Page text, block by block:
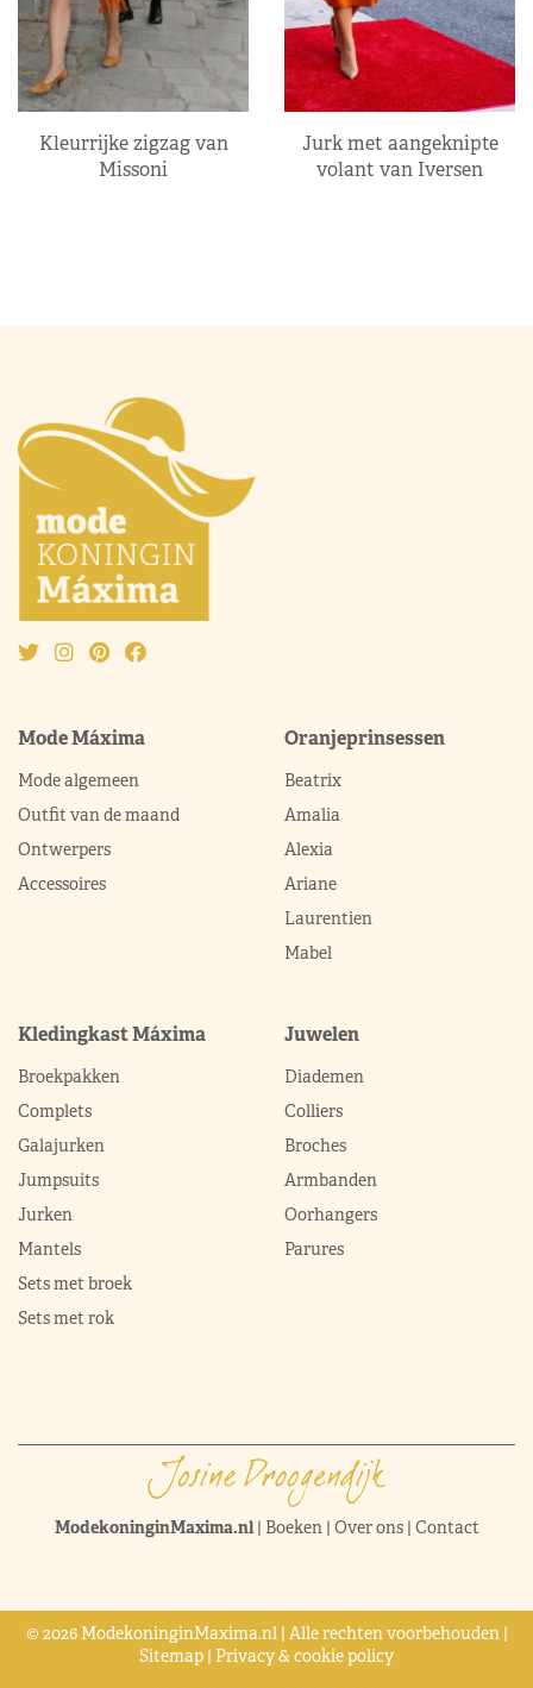
Kleurrijke zigzag van
Missoni
Jurk met aangeknipte
volant van Iversen
Mode Máxima
Mode algemeen
Outfit van de maand
Ontwerpers
Accessoires
Oranjeprinsessen
Beatrix
Amalia
Alexia
Ariane
Laurentien
Mabel
Kledingkast Máxima
Broekpakken
Complets
Galajurken
Jumpsuits
Jurken
Mantels
Sets met broek
Sets met rok
Juwelen
Diademen
Colliers
Broches
Armbanden
Oorhangers
Parures
ModekoninginMaxima.nl| Boeken| Over ons| Contact
© 2026 ModekoninginMaxima.nl | Alle rechten voorbehouden |
Sitemap | Privacy & cookie policy